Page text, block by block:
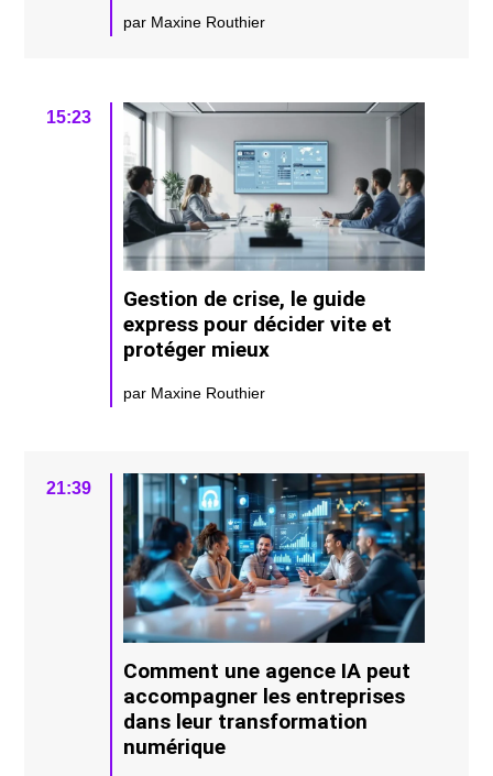
par Maxine Routhier
15:23
Gestion de crise, le guide
express pour décider vite et
protéger mieux
par Maxine Routhier
21:39
Comment une agence IA peut
accompagner les entreprises
dans leur transformation
numérique